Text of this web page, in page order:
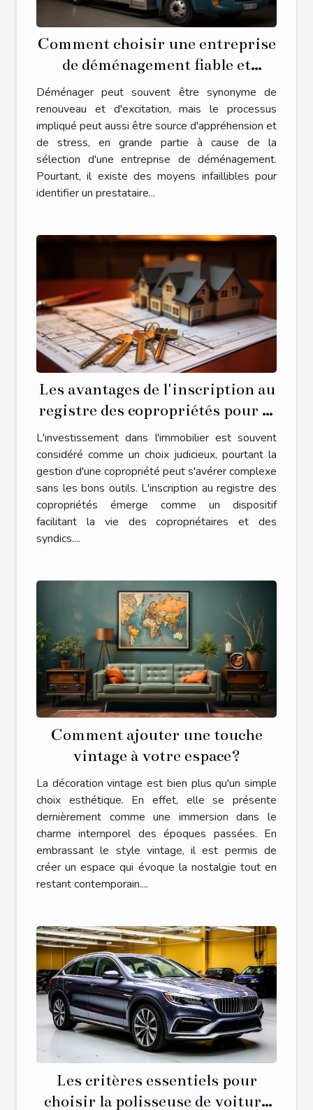
Comment choisir une entreprise
de déménagement fiable et
économique
Déménager peut souvent être synonyme de
renouveau et d'excitation, mais le processus
impliqué peut aussi être source d'appréhension et
de stress, en grande partie à cause de la
sélection d'une entreprise de déménagement.
Pourtant, il existe des moyens infaillibles pour
identifier un prestataire...
Les avantages de l'inscription au
registre des copropriétés pour la
gestion de votre propriété
L'investissement dans l'immobilier est souvent
considéré comme un choix judicieux, pourtant la
gestion d'une copropriété peut s'avérer complexe
sans les bons outils. L'inscription au registre des
copropriétés émerge comme un dispositif
facilitant la vie des copropriétaires et des
syndics....
Comment ajouter une touche
vintage à votre espace?
La décoration vintage est bien plus qu'un simple
choix esthétique. En effet, elle se présente
dernièrement comme une immersion dans le
charme intemporel des époques passées. En
embrassant le style vintage, il est permis de
créer un espace qui évoque la nostalgie tout en
restant contemporain....
Les critères essentiels pour
choisir la polisseuse de voiture